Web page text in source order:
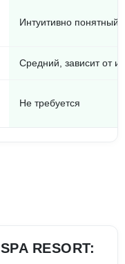
Интуитивно понятный,
Средний, зависит от
Не требуется
RESORT: